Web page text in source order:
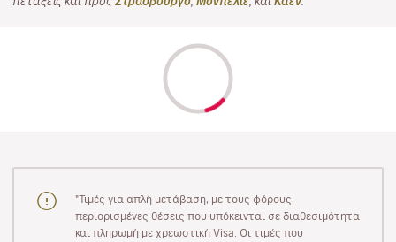
"Τιμές για απλή μετάβαση, με τους φόρους,
περιορισμένες θέσεις που υπόκεινται σε διαθεσιμότητα
και πληρωμή με χρεωστική Visa. Οι τιμές που